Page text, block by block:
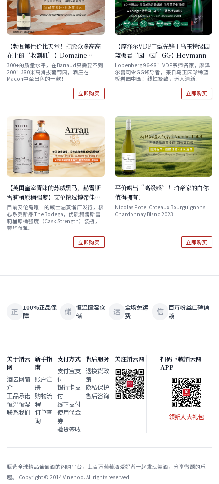
【勃艮第性价比天堂！打脸众多高高
在上的“收割机”】Domaine
Barraud Macon Vergisson La
Roche 2023 单支/双支/六支 现货速
发！
300+的质量水平，在Barraud只需要不到
200！380米高海拔葡萄园，酒庄在
Macon中至出色的一款！
立即购买
【摩泽尔VDP干型先锋丨乌玉特级园
蓝板岩“园中园”GG】Heymann-
Lowenstein Winninger Uhlen
Blaufusser Lay Riesling GG 2021
Lobenberg 96-98！VDP宗师名家，摩泽
尔雷司令GG领导者，来自乌玉园珍稀蓝
板岩园中园！线性紧致，迷人清新！
立即购买
【英国皇室青睐的苏威黑马，赫雷斯
雪莉桶原桶强度】艾伦精选博帝佳雪
梨桶原桶强度单一麦苏格兰威士忌
700ml原盒装 单支/六支原箱
目前艾伦岛唯一的威士忌蒸馏厂发行，核
心系列新品The Bodega，优质赫雷斯雪
莉桶原桶强度（Cask Strength）装瓶，
奢华优雅。
立即购买
平价喝出“高级感”！珀帝家的白你
值得拥有！
Nicolas Potel Coteaux Bourguignons
Chardonnay Blanc 2023
立即购买
正
100%正品保
障
储 恒温恒湿仓
储
运 全场免运
费
信 百万粉丝口碑信
赖
关于酒云
网
酒云网简
介
正品承诺
恒温恒湿
联系我们
新手指
南
账户注
册
购物流
程
订单查
询
支付方式
支付宝支
付
银行卡支
付
线下支付
使用代金
券
验货签收
售后服务
退换货政
策
隐私保护
售后咨询
关注酒云网
扫码下载酒云网
APP
领新人大礼包
甄选全球精品葡萄酒的闪购平台，上百万葡萄酒爱好者一起发现美酒，分享微醺的乐
趣。 Copyright © 2014 Vinehoo. All rights reserved.